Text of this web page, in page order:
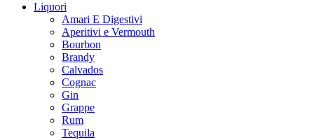
Liquori
Amari E Digestivi
Aperitivi e Vermouth
Bourbon
Brandy
Calvados
Cognac
Gin
Grappe
Rum
Tequila